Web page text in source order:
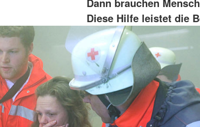
Dann brauchen
Diese Hilfe leistet die